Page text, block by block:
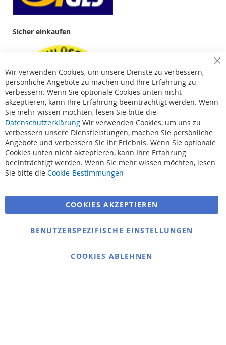
Sicher einkaufen
Suchbegriffe
Bestellungen und Rücksendungen
Kontaktieren Sie uns
Cookie Einstellungen
Wir verwenden Cookies, um unsere Dienste zu verbessern,
persönliche Angebote zu machen und Ihre Erfahrung zu
verbessern. Wenn Sie optionale Cookies unten nicht
akzeptieren, kann Ihre Erfahrung beeinträchtigt werden. Wenn
Sie mehr wissen möchten, lesen Sie bitte die
Datenschutzerklärung Wir verwenden Cookies, um uns zu
verbessern unsere Dienstleistungen, machen Sie persönliche
Angebote und verbessern Sie Ihr Erlebnis. Wenn Sie optionale
Cookies unten nicht akzeptieren, kann Ihre Erfahrung
beeinträchtigt werden. Wenn Sie mehr wissen möchten, lesen
Sie bitte die Cookie-Bestimmungen
COOKIES AKZEPTIEREN
BENUTZERSPEZIFISCHE EINSTELLUNGEN
COOKIES ABLEHNEN